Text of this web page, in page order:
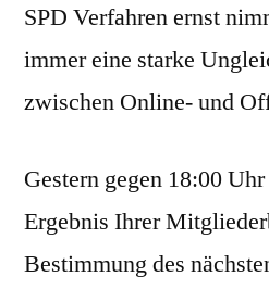
SPD Verfahren ernst
immer eine starke
zwischen Online- und
Gestern gegen 18:00
Ergebnis Ihrer
Bestimmung des